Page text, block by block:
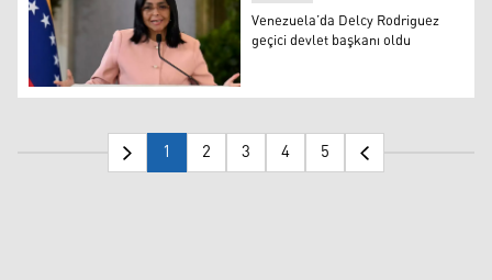
Venezuela’da Delcy Rodriguez geçici devlet başkanı oldu
Venezuela’da Delcy Rodriguez
geçici devlet başkanı oldu
1 2 3 4 5